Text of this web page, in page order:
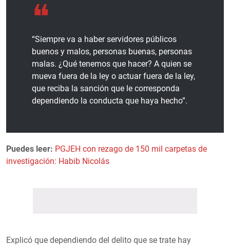
“Siempre va a haber servidores públicos
buenos y malos, personas buenas, personas
malas. ¿Qué tenemos que hacer? A quien se
mueva fuera de la ley o actuar fuera de la ley,
que reciba la sanción que le corresponda
dependiendo la conducta que haya hecho”.
Puedes leer: PGJEH con rezago de 150 mil carpetas de
investigación: Habib Nicolás
Explicó que dependiendo del delito que se trate hay